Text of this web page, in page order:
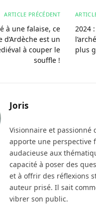
ARTICLE PRÉCÉDENT
à une falaise, ce
d’Ardèche est un
à couper le
souffle !
2024
plus
Joris
Visionnaire et passionné
apporte une perspective
audacieuse aux
capacité à poser des
et à offrir des réflexions
auteur prisé. Il sait
vibrer son public.